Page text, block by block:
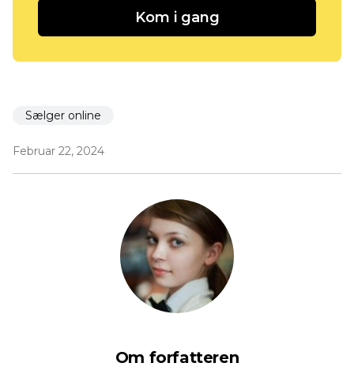
Kom i gang
Sælger online
Februar 22, 2024
Om forfatteren